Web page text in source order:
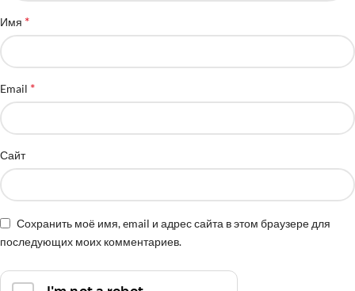
Имя *
Email *
Сайт
Сохранить моё имя, email и адрес сайта в этом браузере для
последующих моих комментариев.